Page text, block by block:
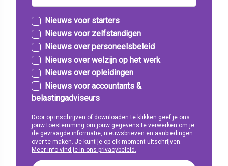
Nieuws voor starters
Nieuws voor zelfstandigen
Nieuws over personeelsbeleid
Nieuws over welzijn op het werk
Nieuws over opleidingen
Nieuws voor accountants &
belastingadviseurs
Door op inschrijven of downloaden te klikken geef je ons
jouw toestemming om jouw gegevens te verwerken om je
de gevraagde informatie, nieuwsbrieven en aanbiedingen
over te maken. Je kunt je op elk moment uitschrijven.
Meer info vind je in ons privacybeleid.